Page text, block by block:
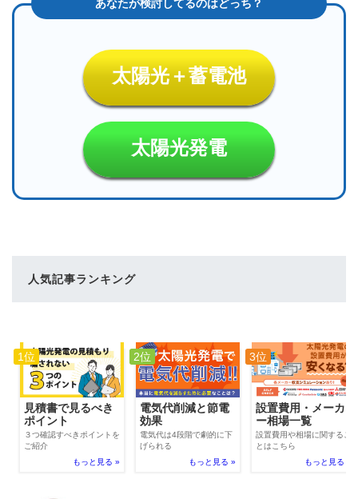
太陽光＋蓄電池
太陽光発電
人気記事ランキング
1位
見積書で見るべき
ポイント
３つ確認すべきポイントを
ご紹介
もっと見る »
2位
電気代削減と節電
効果
電気代は4段階で劇的に下
げられる
もっと見る »
3位
設置費用・メーカ
ー相場一覧
設置費用や相場に関するこ
とはこちら
もっと見る »